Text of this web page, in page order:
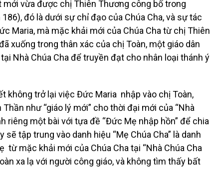
vừa được chị Thiên Thương công bố trong
đó là dưới sự chỉ đạo của Chúa Cha, và sự tác
Maria, mà mặc khải mới của Chúa Cha từ chị Thiên
xuống trong thân xác của chị Toàn, một giáo dân
Nhà Chúa Cha để truyền đạt cho nhân loại thánh ý
không trở lại việc Đức Maria nhập vào chị Toàn,
như “giáo lý mới” cho thời đại mới của “Nhà
riêng một bài với tựa đề “Đức Mẹ nhập hồn” để chia
sẽ tập trung vào danh hiệu “Mẹ Chúa Cha” là danh
mặc khải mới của Chúa Cha tại “Nhà Chúa Cha
xa lạ với người công giáo, và không tìm thấy bất